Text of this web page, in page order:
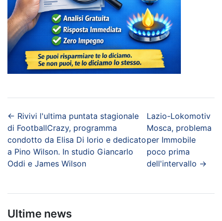
← Rivivi l'ultima puntata stagionale
di FootballCrazy, programma
condotto da Elisa Di Iorio e dedicato
a Pino Wilson. In studio Giancarlo
Oddi e James Wilson
Lazio-Lokomotiv
Mosca, problema
per Immobile
poco prima
dell'intervallo →
Ultime news